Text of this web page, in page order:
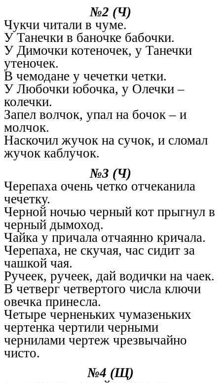
№2 (Ч)
Чукчи читали в чуме.
У Танечки в баночке бабочки.
У Димочки котеночек, у Танечки
утеночек.
В чемодане у чечетки четки.
У Любочки юбочка, у Олечки –
колечки.
Запел волчок, упал на бочок – и
молчок.
Наскочил жучок на сучок, и сломал
жучок каблучок.
№3 (Ч)
Черепаха очень четко отчеканила
чечетку.
Черной ночью черный кот прыгнул в
черный дымоход.
Чайка у причала отчаянно кричала.
Черепаха, не скучая, час сидит за
чашкой чая.
Ручеек, ручеек, дай водички на чаек.
В четверг четвертого числа ключи
овечка принесла.
Четыре черненьких чумазеньких
чертенка чертили черными
чернилами чертеж чрезвычайно
чисто.
№4 (Щ)